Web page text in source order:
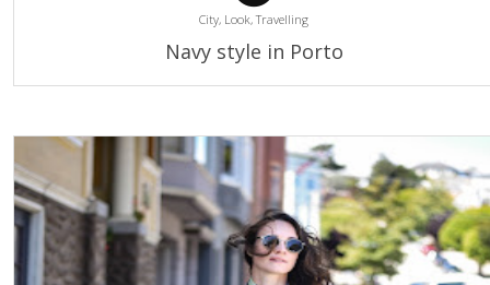
City, Look,Travelling
Navy style in Porto